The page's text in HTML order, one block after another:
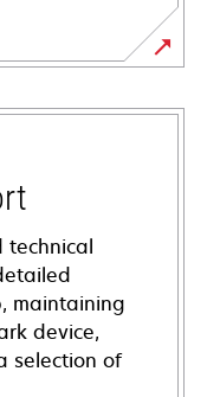
technical
maintaining
device,
selection of